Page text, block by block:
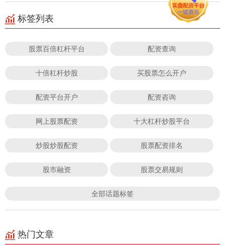
标签列表
股票百倍杠杆平台 配资查询
十倍杠杆炒股 买股票怎么开户
配资平台开户 配资咨询
网上股票配资 十大杠杆炒股平台
炒股炒股配资 股票配资排名
股市融资 股票交易规则
全部话题标签
热门文章